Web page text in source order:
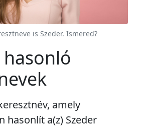
is Szeder. Ismered?
hasonló
amely
hasonlít a(z) Szeder